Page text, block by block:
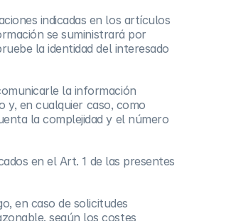
indicadas en los artículos
se suministrará por
la identidad del interesado
la información
y, en cualquier caso, como
la complejidad y el número
en el Art. 1 de las presentes
en caso de solicitudes
según los costes